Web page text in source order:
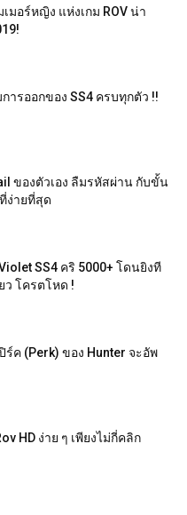
มอร์หญิง แห่งเกม ROV น่า
ารออกของ SS4 ครบทุกตัว !!
ของตัวเอง ลืมรหัสผ่าน กับขั้น
ง่ายที่สุด
SS4 คริ 5000+ โดนยิงที
ว โครตโหด !
ร์ค (Perk) ของ Hunter จะอัพ
HD ง่าย ๆ เพียงไม่กี่คลิก